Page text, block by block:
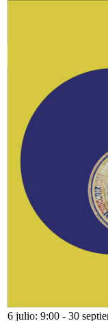
6 julio: 9:00 - 30